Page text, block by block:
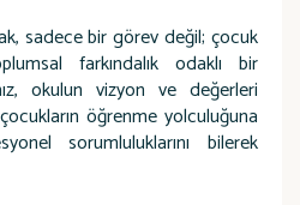
sadece bir görev değil; çocuk
farkındalık odaklı bir
okulun vizyon ve değerleri
öğrenme yolculuğuna
sorumluluklarını bilerek